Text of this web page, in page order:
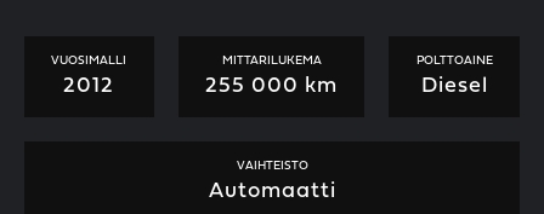
VUOSIMALLI
2012
MITTARILUKEMA
255 000 km
POLTTOAINE
Diesel
VAIHTEISTO
Automaatti